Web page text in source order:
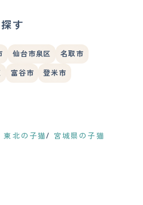
す
仙台市泉区 名取市
富谷市 登米市
東北の子猫
宮城県の子猫